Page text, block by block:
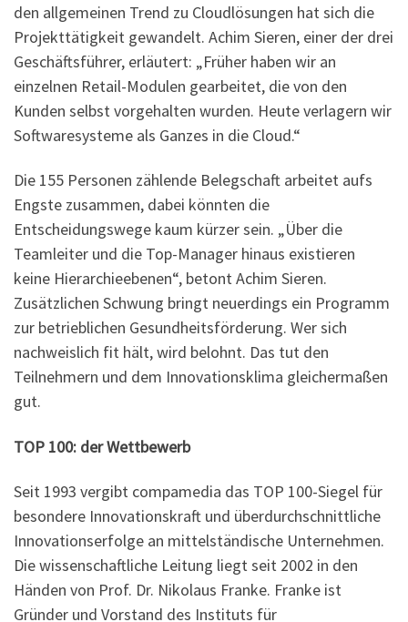
den allgemeinen Trend zu Cloudlösungen hat sich die
Projekttätigkeit gewandelt. Achim Sieren, einer der drei
Geschäftsführer, erläutert: „Früher haben wir an
einzelnen Retail-Modulen gearbeitet, die von den
Kunden selbst vorgehalten wurden. Heute verlagern wir
Softwaresysteme als Ganzes in die Cloud.“
Die 155 Personen zählende Belegschaft arbeitet aufs
Engste zusammen, dabei könnten die
Entscheidungswege kaum kürzer sein. „Über die
Teamleiter und die Top-Manager hinaus existieren
keine Hierarchieebenen“, betont Achim Sieren.
Zusätzlichen Schwung bringt neuerdings ein Programm
zur betrieblichen Gesundheitsförderung. Wer sich
nachweislich fit hält, wird belohnt. Das tut den
Teilnehmern und dem Innovationsklima gleichermaßen
gut.
TOP 100: der Wettbewerb
Seit 1993 vergibt compamedia das TOP 100-Siegel für
besondere Innovationskraft und überdurchschnittliche
Innovationserfolge an mittelständische Unternehmen.
Die wissenschaftliche Leitung liegt seit 2002 in den
Händen von Prof. Dr. Nikolaus Franke. Franke ist
Gründer und Vorstand des Instituts für